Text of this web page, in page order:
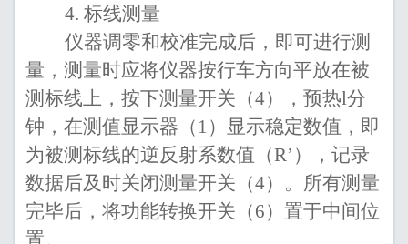
4.标线测量
仪器调零和校准完成后，即可进行测
量，测量时应将仪器按行车方向平放在被
测标线上，按下测量开关 （4） ，预热l分
钟 ，在测值显示器 （1） 显示稳定数值，即
为被测标线的逆反射系数值（R’ ），记录
数据后及时关闭测量开关 （4） 。 所有测量
完毕后，将功能转换开关 （6）置于中间位
置。